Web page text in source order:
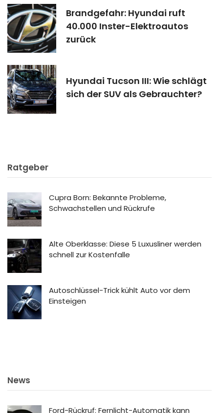
Brandgefahr: Hyundai ruft
40.000 Inster-Elektroautos
zurück
Hyundai Tucson III: Wie schlägt
sich der SUV als Gebrauchter?
Ratgeber
Cupra Born: Bekannte Probleme,
Schwachstellen und Rückrufe
Alte Oberklasse: Diese 5 Luxusliner werden
schnell zur Kostenfalle
Autoschlüssel-Trick kühlt Auto vor dem
Einsteigen
News
Ford-Rückruf: Fernlicht-Automatik kann